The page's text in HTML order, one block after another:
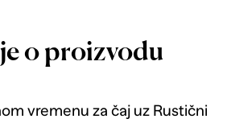
o proizvodu
vremenu za čaj uz Rustični